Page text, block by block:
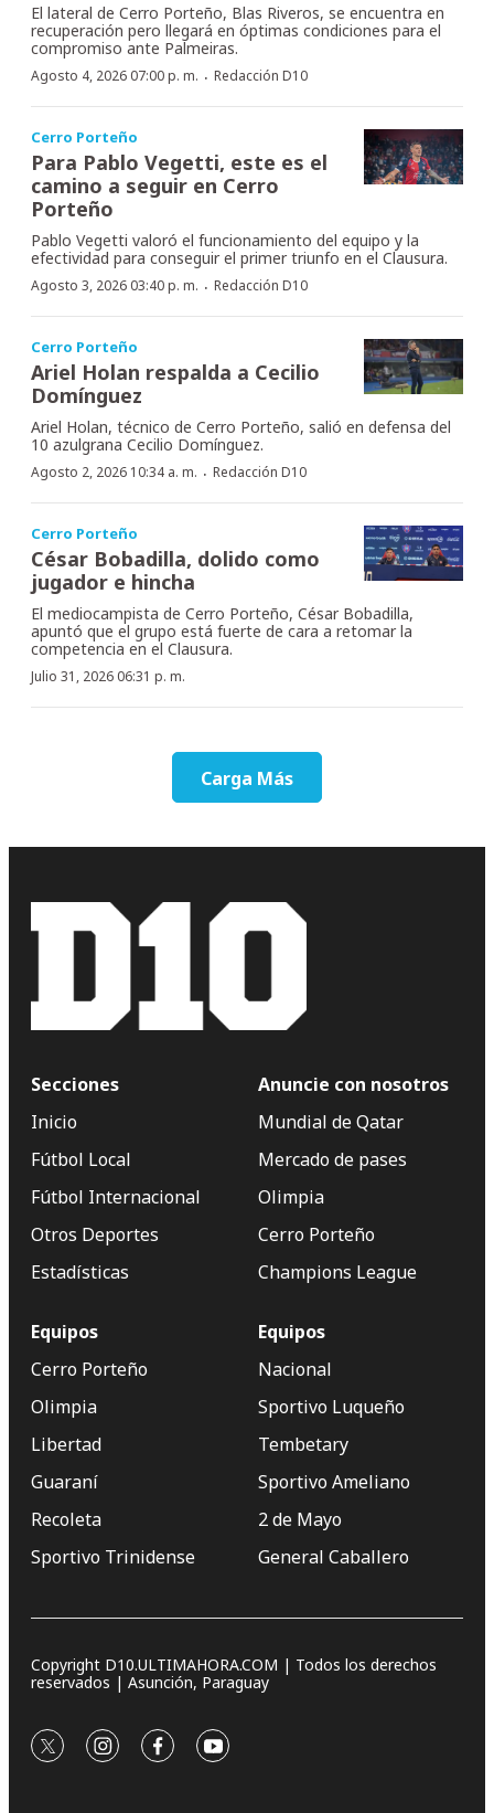
El lateral de Cerro Porteño, Blas Riveros, se encuentra en
recuperación pero llegará en óptimas condiciones para el
compromiso ante Palmeiras.
Agosto 4, 2026 07:00 p. m. · Redacción D10
Cerro Porteño
Para Pablo Vegetti, este es el
camino a seguir en Cerro
Porteño
Pablo Vegetti valoró el funcionamiento del equipo y la
efectividad para conseguir el primer triunfo en el Clausura.
Agosto 3, 2026 03:40 p. m. · Redacción D10
Cerro Porteño
Ariel Holan respalda a Cecilio
Domínguez
Ariel Holan, técnico de Cerro Porteño, salió en defensa del
10 azulgrana Cecilio Domínguez.
Agosto 2, 2026 10:34 a. m. · Redacción D10
Cerro Porteño
César Bobadilla, dolido como
jugador e hincha
El mediocampista de Cerro Porteño, César Bobadilla,
apuntó que el grupo está fuerte de cara a retomar la
competencia en el Clausura.
Julio 31, 2026 06:31 p. m.
Carga Más
Secciones
Inicio
Fútbol Local
Fútbol Internacional
Otros Deportes
Estadísticas
Anuncie con nosotros
Mundial de Qatar
Mercado de pases
Olimpia
Cerro Porteño
Champions League
Equipos
Cerro Porteño
Olimpia
Libertad
Guaraní
Recoleta
Sportivo Trinidense
Equipos
Nacional
Sportivo Luqueño
Tembetary
Sportivo Ameliano
2 de Mayo
General Caballero
Copyright D10.ULTIMAHORA.COM | Todos los derechos
reservados | Asunción, Paraguay
twitterinstagram
facebookyoutube